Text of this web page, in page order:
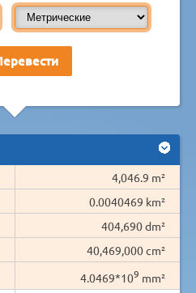
4,046.9 m²
0.0040469 km²
404,690 dm²
40,469,000 cm²
4.0469*109 mm²